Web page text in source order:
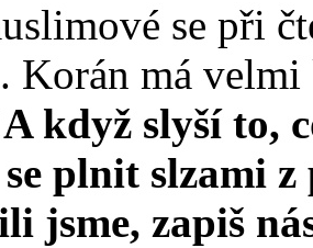
se při
Korán má
když slyší to,
plnit slzami
jsme, zapiš